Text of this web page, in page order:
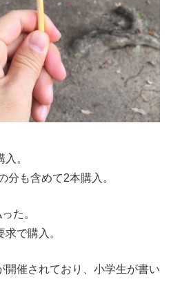
。
分も含めて2本購入。
た。
で購入。
開催されており、小学生が書い